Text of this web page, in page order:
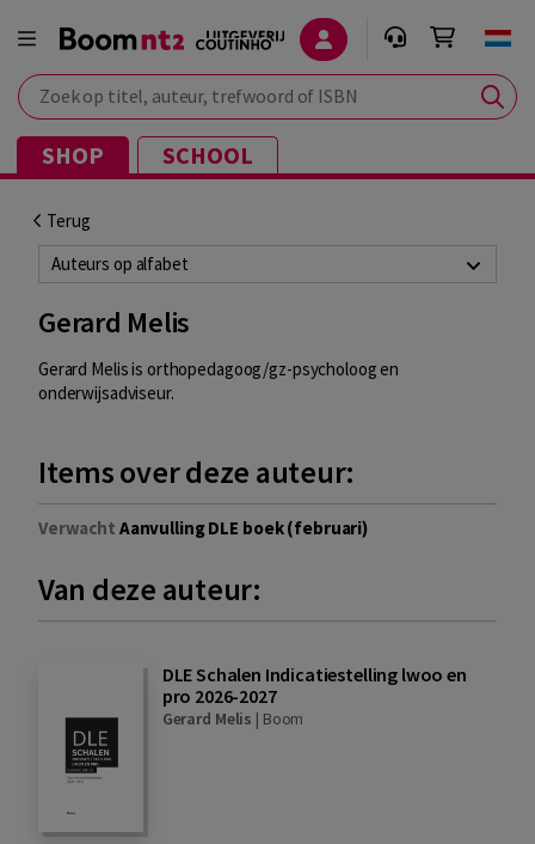
Zoek op titel, auteur, trefwoord of ISBN
SHOP SCHOOL
Terug
Auteurs op alfabet
Gerard Melis
Gerard Melis is orthopedagoog/gz-psycholoog en
onderwijsadviseur.
Items over deze auteur:
Verwacht Aanvulling DLE boek (februari)
Van deze auteur:
DLE Schalen Indicatiestelling lwoo en
pro 2026-2027
Gerard Melis | Boom